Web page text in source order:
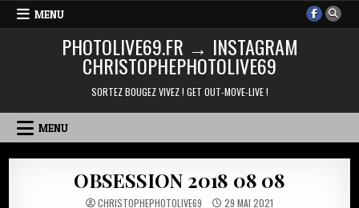
Skip
MENU
PHOTOLIVE69.FR → INSTAGRAM
CHRISTOPHEPHOTOLIVE69
SORTEZ BOUGEZ VIVEZ ! GET OUT-MOVE-LIVE !
MENU
OBSESSION 2018 08 08
CHRISTOPHEPHOTOLIVE69 29 MAI 2021